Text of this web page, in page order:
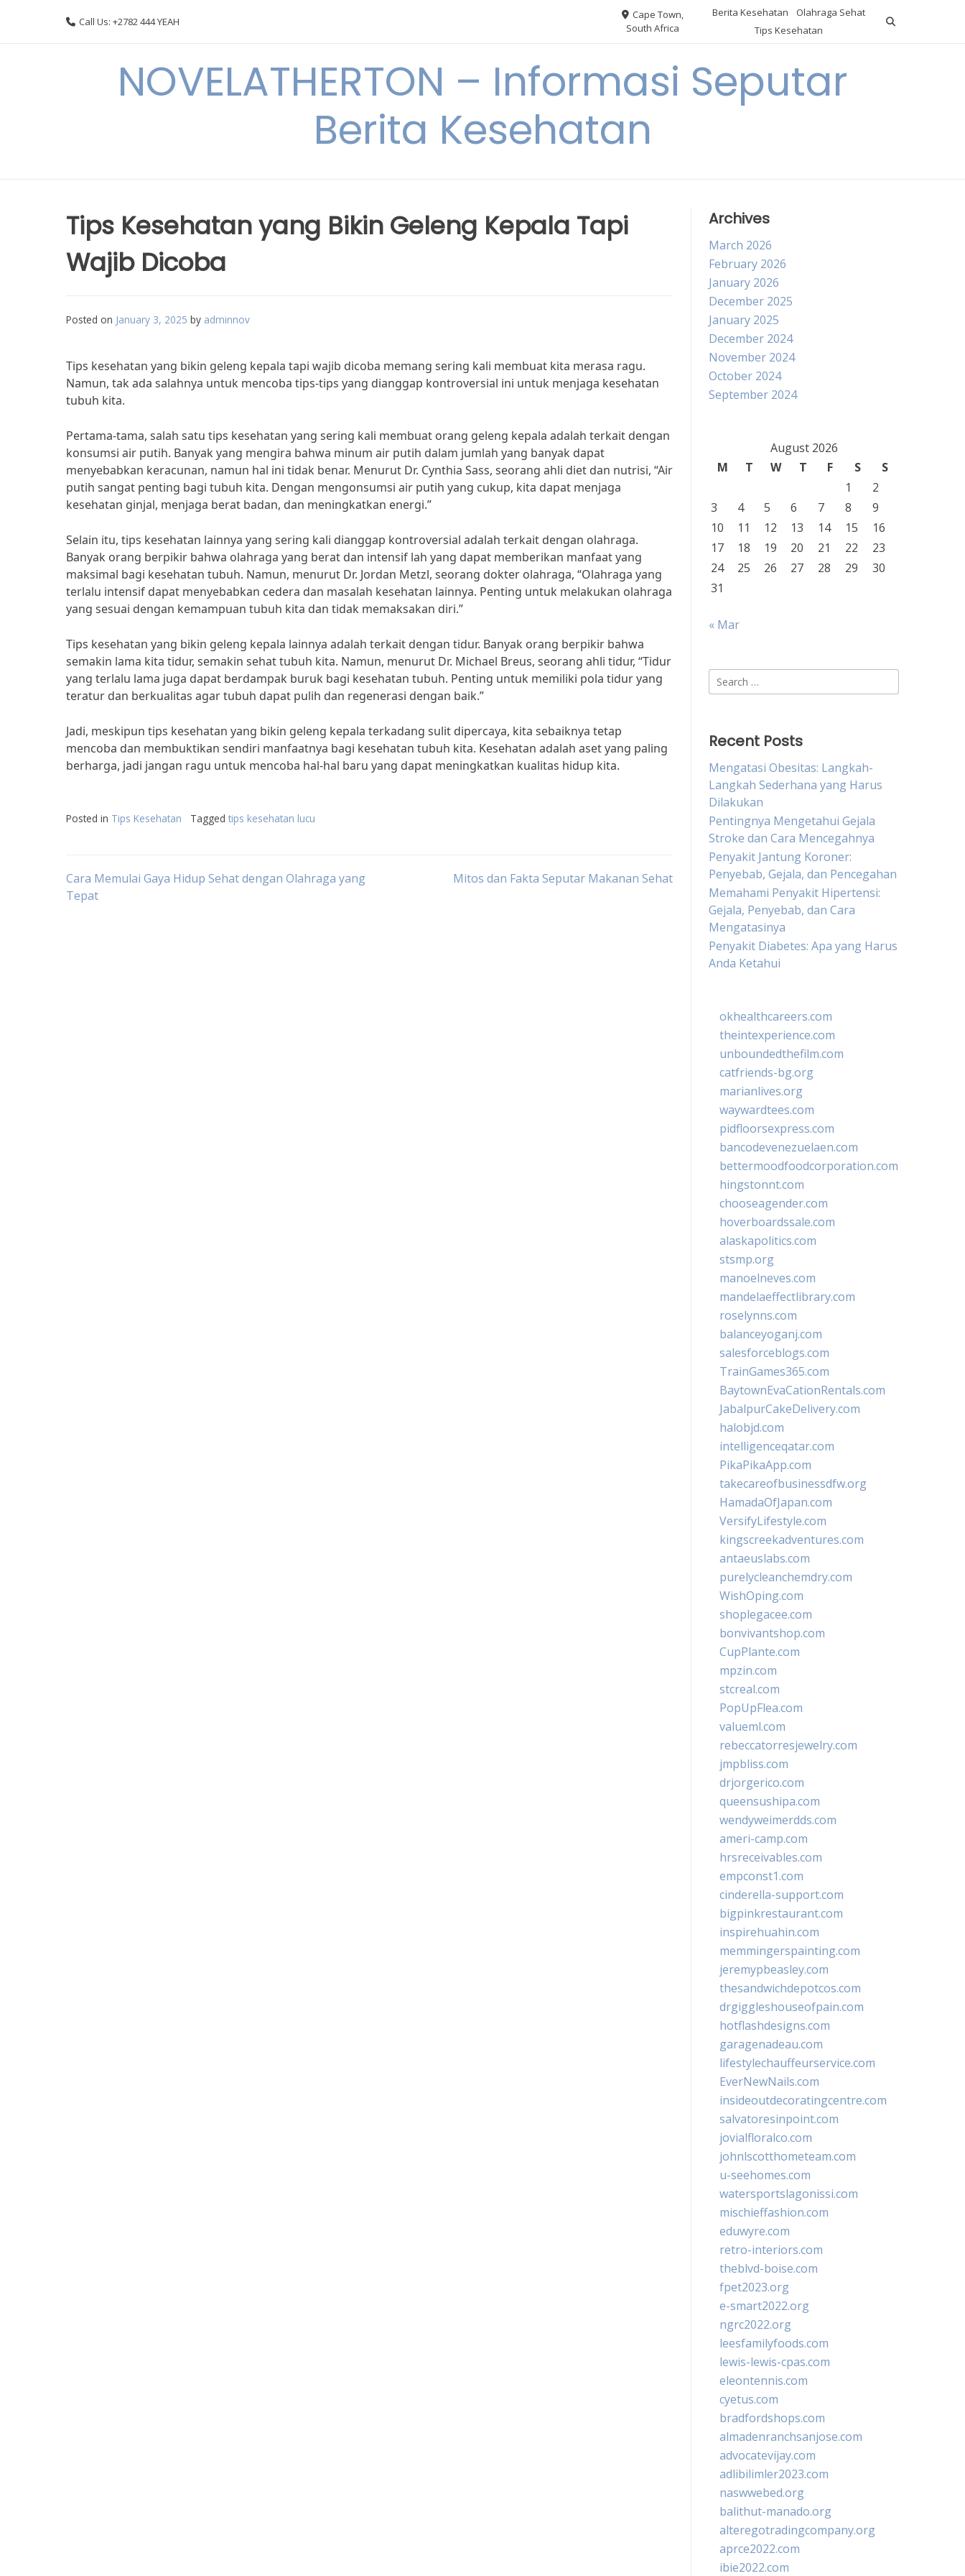
Call Us: +2782 444 YEAH
Cape Town,
South Africa
Berita Kesehatan
Olahraga Sehat
Tips Kesehatan
NOVELATHERTON – Informasi Seputar
Berita Kesehatan
Tips Kesehatan yang Bikin Geleng Kepala Tapi
Wajib Dicoba
Posted on January 3, 2025 by adminnov
Tips kesehatan yang bikin geleng kepala tapi wajib dicoba memang sering kali membuat kita merasa ragu.
Namun, tak ada salahnya untuk mencoba tips-tips yang dianggap kontroversial ini untuk menjaga kesehatan
tubuh kita.
Pertama-tama, salah satu tips kesehatan yang sering kali membuat orang geleng kepala adalah terkait dengan
konsumsi air putih. Banyak yang mengira bahwa minum air putih dalam jumlah yang banyak dapat
menyebabkan keracunan, namun hal ini tidak benar. Menurut Dr. Cynthia Sass, seorang ahli diet dan nutrisi, “Air
putih sangat penting bagi tubuh kita. Dengan mengonsumsi air putih yang cukup, kita dapat menjaga
kesehatan ginjal, menjaga berat badan, dan meningkatkan energi.”
Selain itu, tips kesehatan lainnya yang sering kali dianggap kontroversial adalah terkait dengan olahraga.
Banyak orang berpikir bahwa olahraga yang berat dan intensif lah yang dapat memberikan manfaat yang
maksimal bagi kesehatan tubuh. Namun, menurut Dr. Jordan Metzl, seorang dokter olahraga, “Olahraga yang
terlalu intensif dapat menyebabkan cedera dan masalah kesehatan lainnya. Penting untuk melakukan olahraga
yang sesuai dengan kemampuan tubuh kita dan tidak memaksakan diri.”
Tips kesehatan yang bikin geleng kepala lainnya adalah terkait dengan tidur. Banyak orang berpikir bahwa
semakin lama kita tidur, semakin sehat tubuh kita. Namun, menurut Dr. Michael Breus, seorang ahli tidur, “Tidur
yang terlalu lama juga dapat berdampak buruk bagi kesehatan tubuh. Penting untuk memiliki pola tidur yang
teratur dan berkualitas agar tubuh dapat pulih dan regenerasi dengan baik.”
Jadi, meskipun tips kesehatan yang bikin geleng kepala terkadang sulit dipercaya, kita sebaiknya tetap
mencoba dan membuktikan sendiri manfaatnya bagi kesehatan tubuh kita. Kesehatan adalah aset yang paling
berharga, jadi jangan ragu untuk mencoba hal-hal baru yang dapat meningkatkan kualitas hidup kita.
Posted in Tips Kesehatan Tagged tips kesehatan lucu
Post
Cara Memulai Gaya Hidup Sehat dengan Olahraga yang
Tepat
Mitos dan Fakta Seputar Makanan Sehat
Archives
March 2026
February 2026
January 2026
December 2025
January 2025
December 2024
November 2024
October 2024
September 2024
August 2026
M
T W T F S
S
1
2
3
4 5 6 7 8
9
10
11 12 13 14 15
16
17
18 19 20 21 22
23
24
25 26 27 28 29
30
31
« Mar
Search
for:
Recent Posts
Mengatasi Obesitas: Langkah-
Langkah Sederhana yang Harus
Dilakukan
Pentingnya Mengetahui Gejala
Stroke dan Cara Mencegahnya
Penyakit Jantung Koroner:
Penyebab, Gejala, dan Pencegahan
Memahami Penyakit Hipertensi:
Gejala, Penyebab, dan Cara
Mengatasinya
Penyakit Diabetes: Apa yang Harus
Anda Ketahui
okhealthcareers.com
theintexperience.com
unboundedthefilm.com
catfriends-bg.org
marianlives.org
waywardtees.com
pidfloorsexpress.com
bancodevenezuelaen.com
bettermoodfoodcorporation.com
hingstonnt.com
chooseagender.com
hoverboardssale.com
alaskapolitics.com
stsmp.org
manoelneves.com
mandelaeffectlibrary.com
roselynns.com
balanceyoganj.com
salesforceblogs.com
TrainGames365.com
BaytownEvaCationRentals.com
JabalpurCakeDelivery.com
halobjd.com
intelligenceqatar.com
PikaPikaApp.com
takecareofbusinessdfw.org
HamadaOfJapan.com
VersifyLifestyle.com
kingscreekadventures.com
antaeuslabs.com
purelycleanchemdry.com
WishOping.com
shoplegacee.com
bonvivantshop.com
CupPlante.com
mpzin.com
stcreal.com
PopUpFlea.com
valueml.com
rebeccatorresjewelry.com
jmpbliss.com
drjorgerico.com
queensushipa.com
wendyweimerdds.com
ameri-camp.com
hrsreceivables.com
empconst1.com
cinderella-support.com
bigpinkrestaurant.com
inspirehuahin.com
memmingerspainting.com
jeremypbeasley.com
thesandwichdepotcos.com
drgiggleshouseofpain.com
hotflashdesigns.com
garagenadeau.com
lifestylechauffeurservice.com
EverNewNails.com
insideoutdecoratingcentre.com
salvatoresinpoint.com
jovialfloralco.com
johnlscotthometeam.com
u-seehomes.com
watersportslagonissi.com
mischieffashion.com
eduwyre.com
retro-interiors.com
theblvd-boise.com
fpet2023.org
e-smart2022.org
ngrc2022.org
leesfamilyfoods.com
lewis-lewis-cpas.com
eleontennis.com
cyetus.com
bradfordshops.com
almadenranchsanjose.com
advocatevijay.com
adlibilimler2023.com
naswwebed.org
balithut-manado.org
alteregotradingcompany.org
aprce2022.com
ibie2022.com